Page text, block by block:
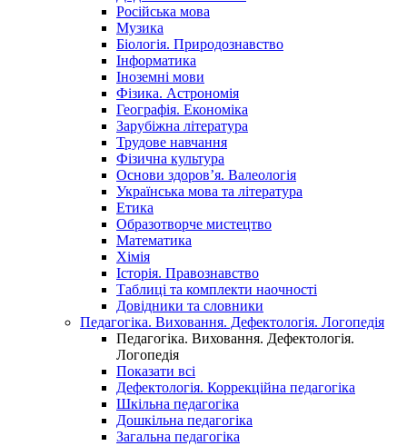
Російська мова
Музика
Біологія. Природознавство
Інформатика
Іноземні мови
Фізика. Астрономія
Географія. Економіка
Зарубіжна література
Трудове навчання
Фізична культура
Основи здоров’я. Валеологія
Українська мова та література
Етика
Образотворче мистецтво
Математика
Хімія
Історія. Правознавство
Таблиці та комплекти наочності
Довідники та словники
Педагогіка. Виховання. Дефектологія. Логопедія
Педагогіка. Виховання. Дефектологія.
Логопедія
Показати всі
Дефектологія. Коррекційна педагогіка
Шкільна педагогіка
Дошкільна педагогіка
Загальна педагогіка